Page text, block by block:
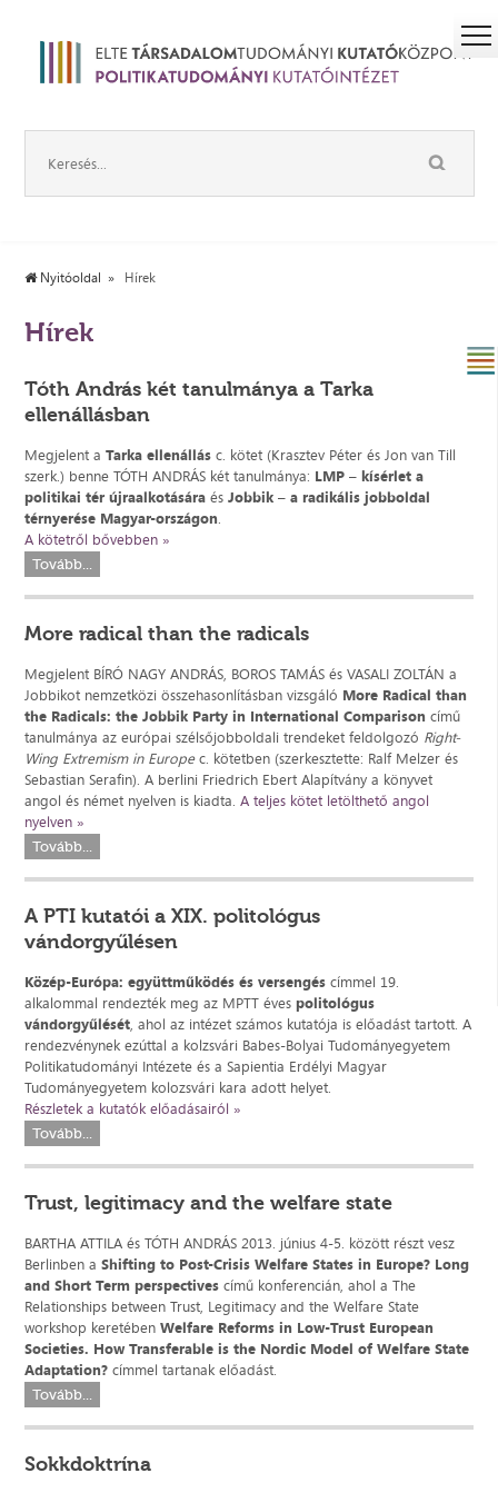
Nyitóoldal Hírek
Hírek
Tóth András két tanulmánya a Tarka
ellenállásban
Megjelent aTarka ellenállás c. kötet (Krasztev Péter és Jon van Till
szerk.) benne TÓTH ANDRÁS két tanulmánya: LMP– kísérlet a
politikai tér újraalkotásáraés Jobbik – a radikális jobboldal
térnyerése Magyar-országon.
A kötetről bővebben »
Tovább...
More radical than the radicals
Megjelent BÍRÓ NAGY ANDRÁS, BOROS TAMÁS és VASALI ZOLTÁN a
Jobbikot nemzetközi összehasonlításban vizsgáló More Radical than
the Radicals: the Jobbik Party in International Comparison című
tanulmánya az európai szélsőjobboldali trendeket feldolgozó Right-
Wing Extremism in Europec. kötetben (szerkesztette: Ralf Melzer és
Sebastian Serafin). A berlini Friedrich Ebert Alapítvány a könyvet
angol és német nyelven is kiadta.A teljes kötet letölthető angol
nyelven »
Tovább...
A PTI kutatói a XIX. politológus
vándorgyűlésen
Közép-Európa: együttműködés és versengés címmel 19.
alkalommal rendezték meg az MPTT évespolitológus
vándorgyűlését, ahol az intézet számos kutatója is előadást tartott. A
rendezvénynek ezúttal a kolzsvári Babes-Bolyai Tudományegyetem
Politikatudományi Intézete és a Sapientia Erdélyi Magyar
Tudományegyetem kolozsvári kara adott helyet.
Részletek a kutatók előadásairól »
Tovább...
Trust, legitimacy and the welfare state
BARTHA ATTILA és TÓTH ANDRÁS 2013. június 4-5. között részt vesz
Berlinben aShifting to Post-Crisis Welfare States in Europe? Long
and Short Term perspectives című konferencián, ahol a The
Relationships between Trust, Legitimacy and the Welfare State
workshop keretébenWelfare Reforms in Low-Trust European
Societies. How Transferable is the Nordic Model of Welfare State
Adaptation? címmel tartanak előadást.
Tovább...
Sokkdoktrína